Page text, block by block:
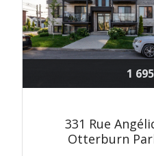
1
331 Rue
Otterburn